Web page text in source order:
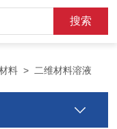
料 > 二维材料溶液